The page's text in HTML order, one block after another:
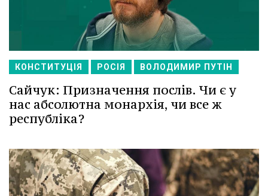
КОНСТИТУЦІЯ РОСІЯ ВОЛОДИМИР ПУТІН
Сайчук: Призначення послів. Чи є у
нас абсолютна монархія, чи все ж
республіка?